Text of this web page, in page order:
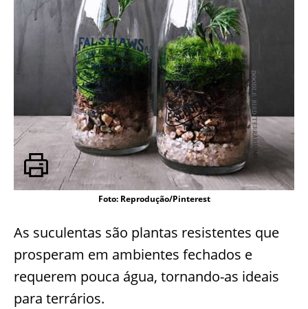
Foto: Reprodução/Pinterest
As suculentas são plantas resistentes que
prosperam em ambientes fechados e
requerem pouca água, tornando-as ideais
para terrários.